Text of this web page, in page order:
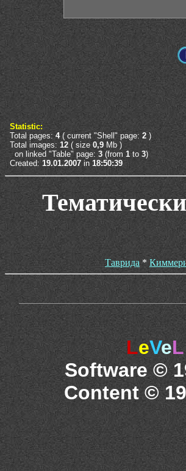
Statistic:
Total pages:4( current "Shell" page: 2 )
Total images:12( size0,9Mb )
on linked "Table" page: 3 (from 1to 3)
Created: 19.01.2007 in 18:50:39
Таврида *
LeVeL
Software ©
Content ©